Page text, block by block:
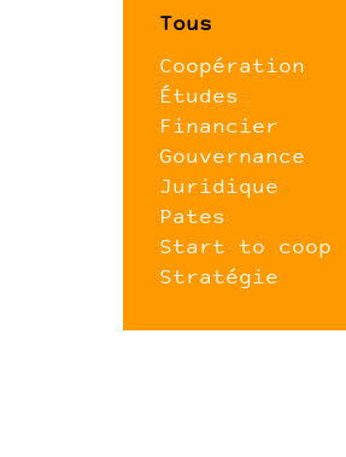
Tous
Coopération
Études
Financier
Gouvernance
Juridique
Pates
Start to coop
Stratégie